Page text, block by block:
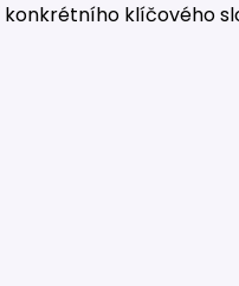
konkrétního klíčového